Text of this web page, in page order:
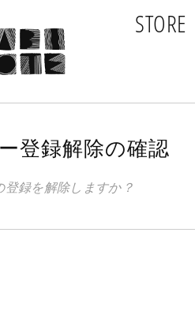
STORE
登録解除の確認
登録を解除しますか？